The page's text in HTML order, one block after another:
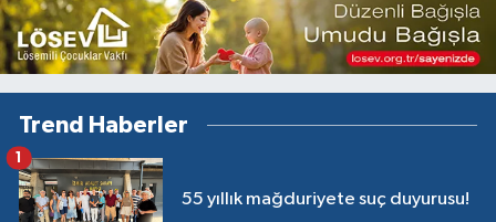
Trend Haberler
55 yıllık mağduriyete suç duyurusu!
1